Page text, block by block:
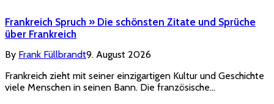
Frankreich Spruch » Die schönsten Zitate und Sprüche
über Frankreich
By Frank Füllbrandt9. August 2026
Frankreich zieht mit seiner einzigartigen Kultur und Geschichte
viele Menschen in seinen Bann. Die französische…